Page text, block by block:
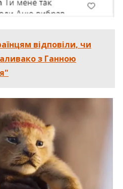
відповіли, чи
з Ганною